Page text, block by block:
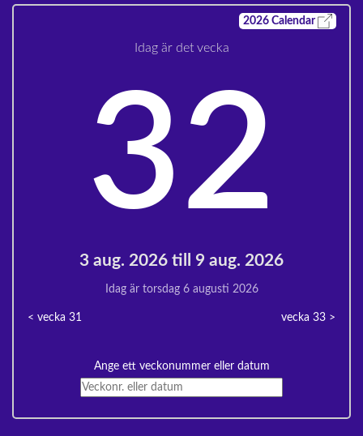
2026 Calendar
Idag är det vecka
32
3 aug. 2026 till 9 aug. 2026
Idag är torsdag 6 augusti 2026
< vecka31 vecka 33>
Ange ett veckonummer eller datum